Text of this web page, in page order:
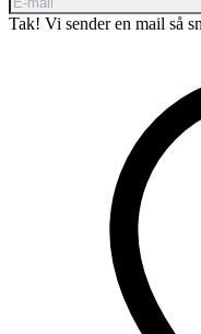
Tak! Vi sender en mail så